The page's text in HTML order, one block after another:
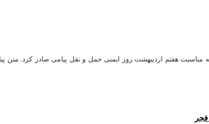
هفتم اردیبهشت روز ایمنی حمل و نقل پیامی صادر کرد. متن